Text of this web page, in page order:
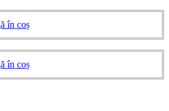
în coș
în coș